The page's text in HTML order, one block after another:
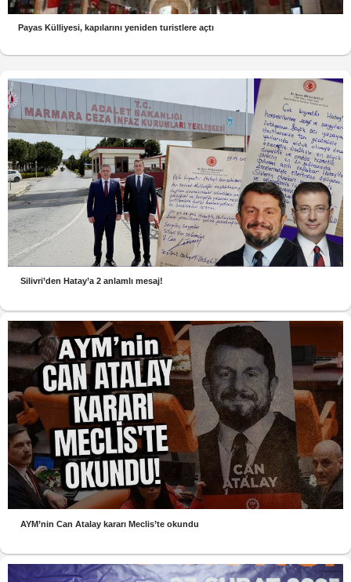
Payas Külliyesi, kapılarını yeniden turistlere açtı
Silivri’den Hatay’a 2 anlamlı mesaj!
AYM’nin Can Atalay kararı Meclis’te okundu